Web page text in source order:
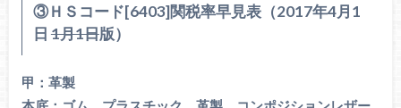
③ＨＳコード[6403]関税率早見表（2017年4月1
日 1月1日版）
甲：革製